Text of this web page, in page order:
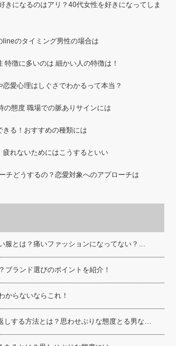
きになるのはアリ？40代女性を好きになってしま
lineのタイミング男性の場合は
特徴に多いのは 細かい人の特徴は！
恋愛心理はしぐさでわかるって本当？
の態度 職場での脈ありサインには
きる！おすすめの種類には
れないためにはこうするといい
チどうするの？恋愛対象へのアプローチは
服とは？痛いファッションになってない？…
ブランド選びのポイントを紹介！
からないならこれ！
しする方法とは？思わせぶりな態度とる男な…